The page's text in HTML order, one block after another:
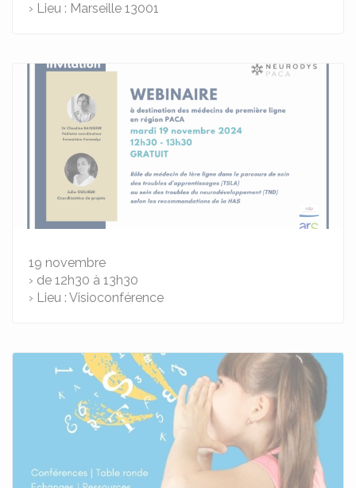
› Lieu : Marseille 13001
19 novembre
› de 12h30 à 13h30
› Lieu : Visioconférence